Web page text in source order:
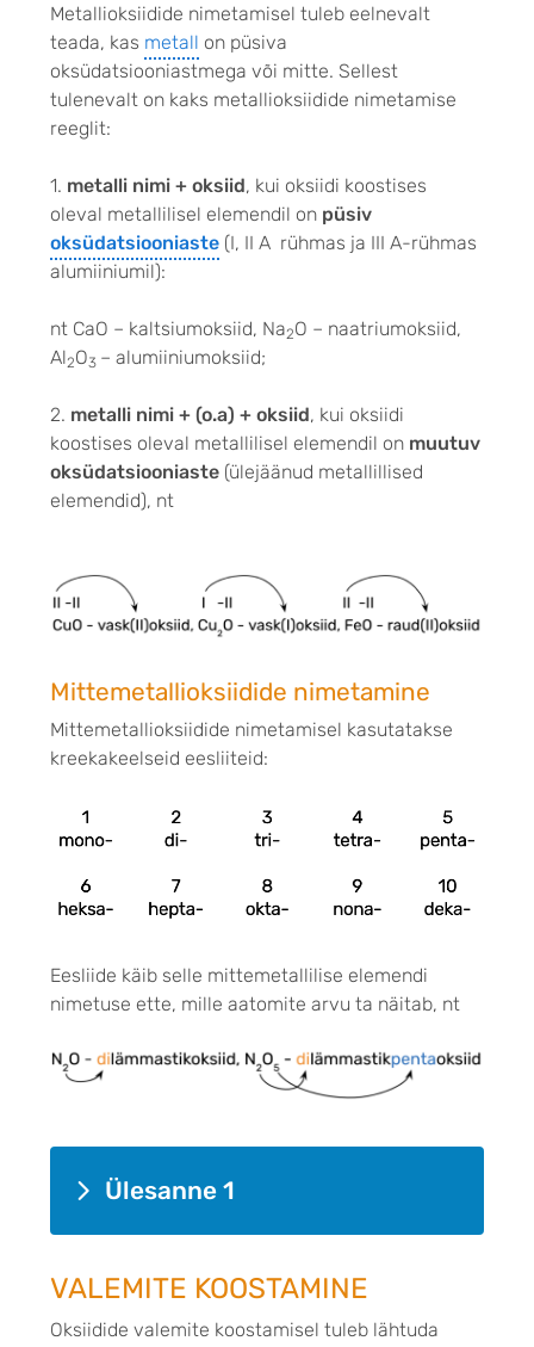
Metallioksiidide nimetamisel tuleb eelnevalt
teada, kas metall on püsiva
oksüdatsiooniastmega või mitte. Sellest
tulenevalt on kaks metallioksiidide nimetamise
reeglit:
1. metalli nimi + oksiid, kui oksiidi koostises
oleval metallilisel elemendil on püsiv
oksüdatsiooniaste (I, II A rühmas ja III A-rühmas
alumiiniumil):
nt CaO – kaltsiumoksiid, Na2O – naatriumoksiid,
Al2O3 – alumiiniumoksiid;
2. metalli nimi + (o.a) + oksiid, kui oksiidi
koostises oleval metallilisel elemendil on muutuv
oksüdatsiooniaste (ülejäänud metallillised
elemendid), nt
Mittemetallioksiidide nimetamine
Mittemetallioksiidide nimetamisel kasutatakse
kreekakeelseid eesliiteid:
Eesliide käib selle mittemetallilise elemendi
nimetuse ette, mille aatomite arvu ta näitab, nt
Ülesanne 1
VALEMITE KOOSTAMINE
Oksiidide valemite koostamisel tuleb lähtuda